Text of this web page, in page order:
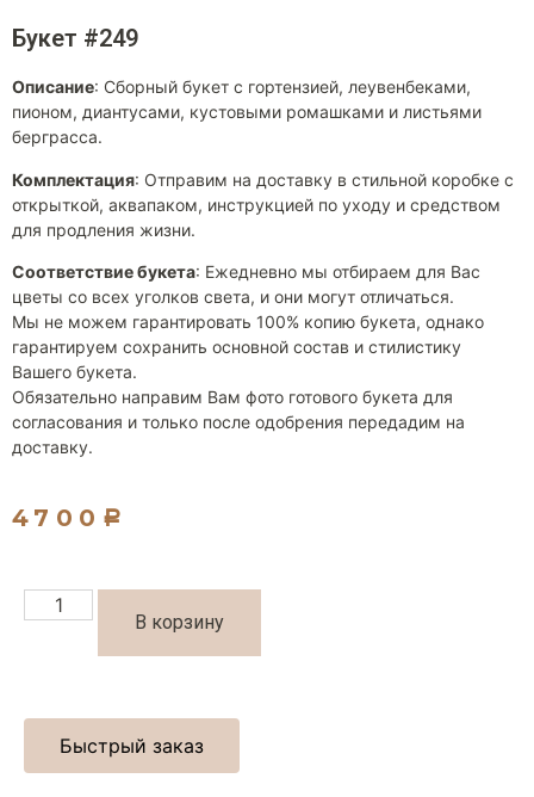
Букет #249
Описание: Сборный букет с гортензией, леувенбеками,
пионом, диантусами, кустовыми ромашками и листьями
берграсса.
Комплектация: Отправим на доставку в стильной коробке с
открыткой, аквапаком, инструкцией по уходу и средством
для продления жизни.
Соответствие букета: Ежедневно мы отбираем для Вас
цветы со всех уголков света, и они могут отличаться.
Мы не можем гарантировать 100% копию букета, однако
гарантируем сохранить основной состав и стилистику
Вашего букета.
Обязательно направим Вам фото готового букета для
согласования и только после одобрения передадим на
доставку.
4700 Р
В корзину
Быстрый заказ